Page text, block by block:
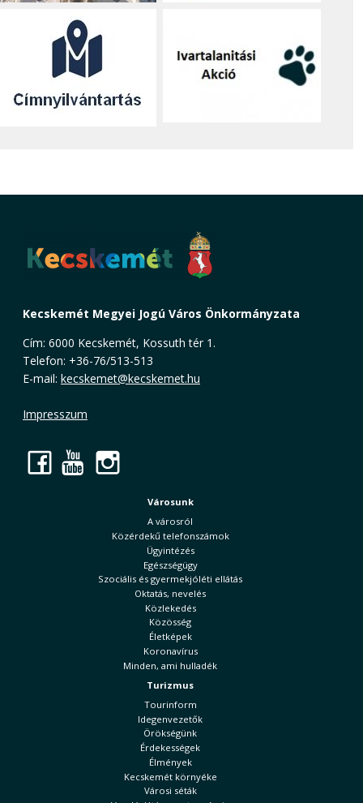
Kecskemét Megyei Jogú Város Önkormányzata
Cím: 6000 Kecskemét, Kossuth tér 1.
Telefon: +36-76/513-513
E-mail: kecskemet@kecskemet.hu
Impresszum
Facebook
YouTube
Városunk
A városról
Közérdekű telefonszámok
Ügyintézés
Egészségügy
Szociális és gyermekjóléti ellátás
Oktatás, nevelés
Közlekedés
Közösség
Életképek
Koronavírus
Minden, ami hulladék
Turizmus
Tourinform
Idegenvezetők
Örökségünk
Érdekességek
Élmények
Kecskemét környéke
Városi séták